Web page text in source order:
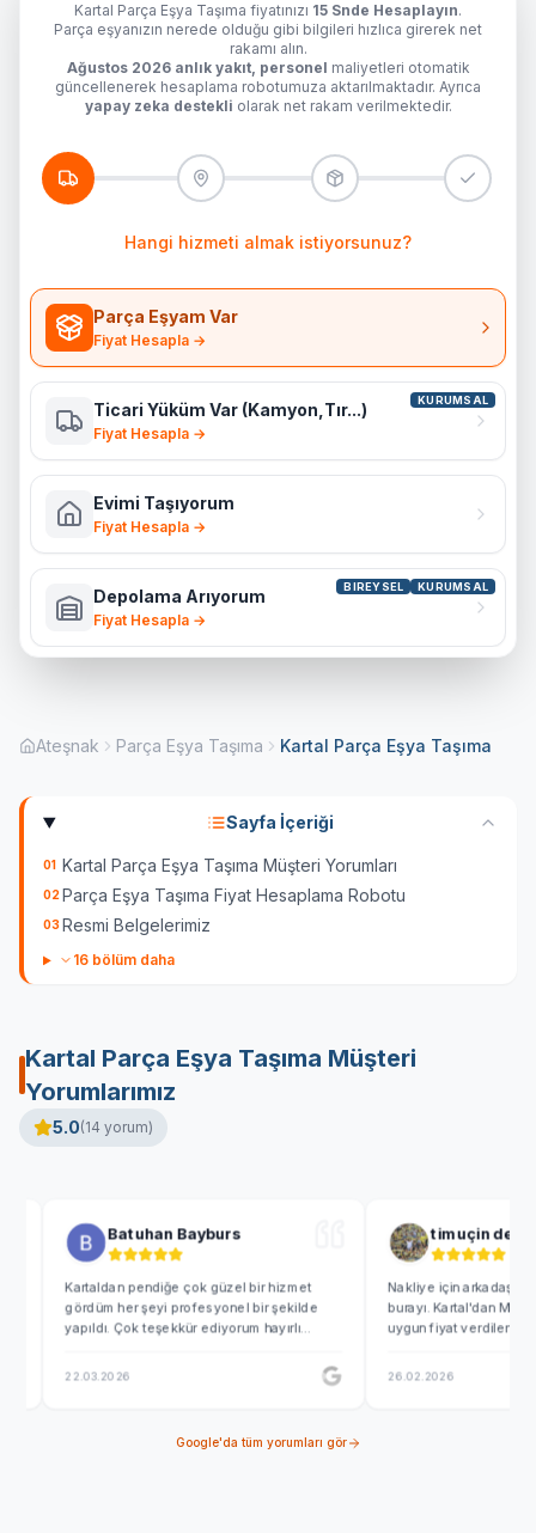
Kartal Parça Eşya Taşıma fiyatınızı 15 Snde Hesaplayın.
Parça eşyanızın nerede olduğu gibi bilgileri hızlıca girerek net
rakamı alın.
Ağustos 2026 anlık yakıt, personel maliyetleri otomatik
güncellenerek hesaplama robotumuza aktarılmaktadır. Ayrıca
yapay zeka destekli olarak net rakam verilmektedir.
Hangi hizmeti almak istiyorsunuz?
Parça Eşyam Var
Fiyat Hesapla →
KURUMSAL
Ticari Yüküm Var (Kamyon,Tır...)
Fiyat Hesapla →
Evimi Taşıyorum
Fiyat Hesapla →
BIREYSEL KURUMSAL
Depolama Arıyorum
Fiyat Hesapla →
Ateşnak Parça Eşya Taşıma Kartal Parça Eşya Taşıma
Sayfa İçeriği
01 Kartal Parça Eşya Taşıma Müşteri Yorumları
02Parça Eşya Taşıma Fiyat Hesaplama Robotu
03Resmi Belgelerimiz
16bölüm daha
Kartal Parça Eşya Taşıma Müşteri
Yorumlarımız
5.0(14 yorum)
Batuhan Bayburs
Kartaldan pendiğe çok güzel bir hizmet
gördüm her şeyi profesyonel bir şekilde
yapıldı. Çok teşekkür ediyorum hayırlı
22.03.2026
timuçin demir
Nakliye için arkadaş
burayı. Kartal'dan Maltepe'ye
uygun fiyat verdiler. En kısa
26.02.2026
Google'da tüm yorumları gör